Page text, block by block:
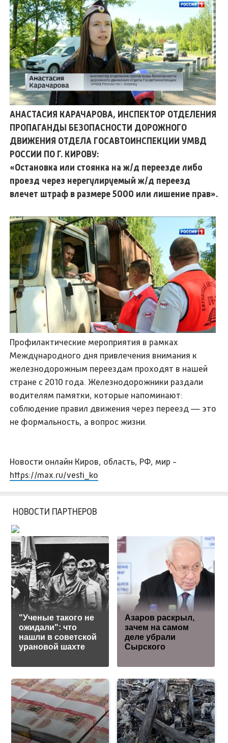
АНАСТАСИЯ КАРАЧАРОВА, ИНСПЕКТОР ОТДЕЛЕНИЯ
ПРОПАГАНДЫ БЕЗОПАСНОСТИ ДОРОЖНОГО
ДВИЖЕНИЯ ОТДЕЛА ГОСАВТОИНСПЕКЦИИ УМВД
РОССИИ ПО Г. КИРОВУ:
«Остановка или стоянка на ж/д переезде либо
проезд через нерегулируемый ж/д переезд
влечет штраф в размере 5000 или лишение прав».
Профилактические мероприятия в рамках
Международного дня привлечения внимания к
железнодорожным переездам проходят в нашей
стране с 2010 года. Железнодорожники раздали
водителям памятки, которые напоминают:
соблюдение правил движения через переезд — это
не формальность, а вопрос жизни.
Новости онлайн Киров, область, РФ, мир -
https://max.ru/vesti_ko
НОВОСТИ ПАРТНЕРОВ
"Ученые такого не
ожидали": что
нашли в советской
урановой шахте
Азаров раскрыл,
зачем на самом
деле убрали
Сырского